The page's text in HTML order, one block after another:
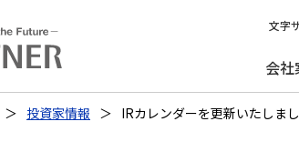
文字
会社
投資家情報 IRカレンダーを更新いたしまし